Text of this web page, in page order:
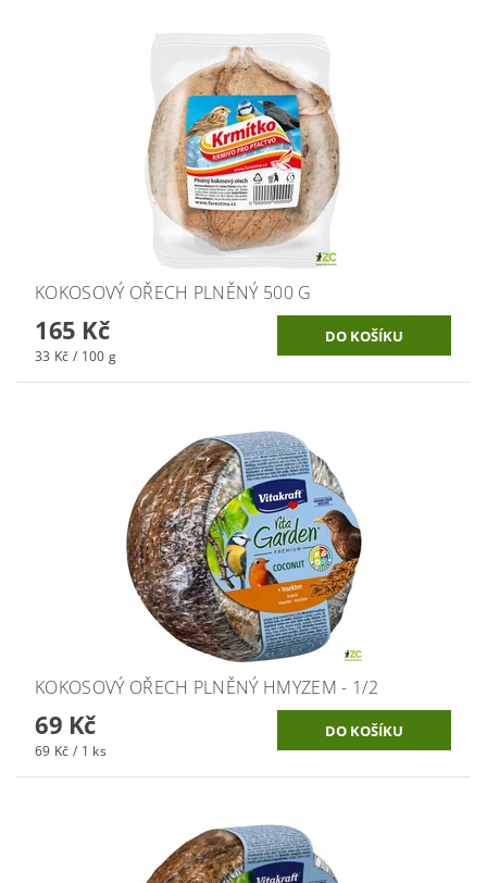
KOKOSOVÝ OŘECH PLNĚNÝ 500 G
165 Kč
33 Kč / 100 g
KOKOSOVÝ OŘECH PLNĚNÝ HMYZEM - 1/2
69 Kč
69 Kč / 1 ks